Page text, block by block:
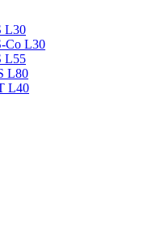
L30
Co L30
L55
L80
L40